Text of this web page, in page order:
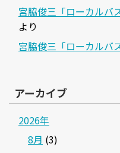
宮脇俊三「ローカルバ
より
宮脇俊三「ローカルバ
アーカイブ
2026年
8月 (3)